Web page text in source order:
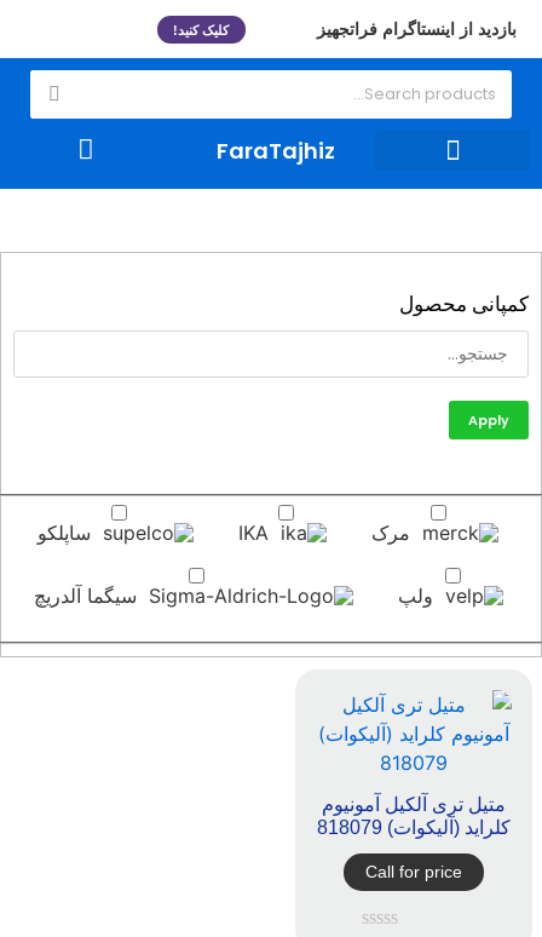
بازدید از اینستاگرام فراتجهیز کلیک کنید!
FaraTajhiz
کمپانی محصول
Apply
مرک IKA ساپلکو
ولپ سیگما آلدریچ
متیل تری آلکیل آمونیوم
کلراید (آلیکوات) 818079
Call for price